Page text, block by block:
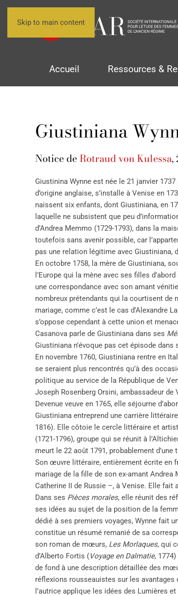
Skip to main content
Accueil Ressources &
Giustiniana
Notice deRotraud von Kulessa,
Giustinina Wynne est née le 21 janvier
d’origine anglaise, s’installe à Venise en
naissent six enfants, dont Giustiniana, en
laquelle ne subsistent que peu
d’Andrea Memmo (1729-1793), dans la
toutefois sans avenir possible, car
pas une relation légitime avec Giustiniana,
En octobre 1758, la mère de Giustiniana,
l’Europe qui la mène avec ses filles
une correspondance avec son amant
nombreux prétendants qui la courtisent
mariage, comme c’est le cas d’Alexandre
s’oppose cependant à cette union et
Casanova parle de Giustiniana dans ses
Giustiniana n’évoque pas cet épisode dans
En novembre 1760, Giustiniana rentre en
se seraient plus rencontrés qu’à des
politique au service de la République de
Joseph Rosenberg Orsini, ambassadeur de
Devenue veuve en 1765, elle séjourne
Giustiniana entreprend une carrière
1816). Elle côtoie le cercle littéraire et
(1721-1796), groupe qui se réunit à
meurt le 22 août 1791, probablement d’une
Son œuvre littéraire, entièrement écrite en
mariage de la fille de son ex-amant
Catherine II de Russie –, à Venise. Elle fait
Dans ses Pièces morales, elle réunit des
ses idées au sujet de la position de la
dédié à ses premiers voyages, Wynne fait
constitue un résumé remanié de sa
son roman de mœurs, Les Morlaques, qui
d’Alberto Fortis (Voyage en Dalmatie,
de fond à une description détaillée des
réflexions rousseauistes sur les avantages
l’autrice applique les idées des Lumières